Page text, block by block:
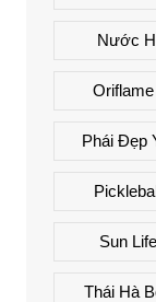
Nước
Oriflame
Phái Đẹp
Sun Life
Thái Hà